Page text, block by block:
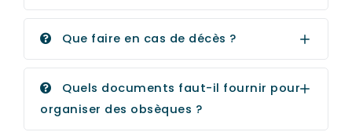
Que faire en cas de décès ?
Quels documents faut-il fournir pour
organiser des obsèques ?